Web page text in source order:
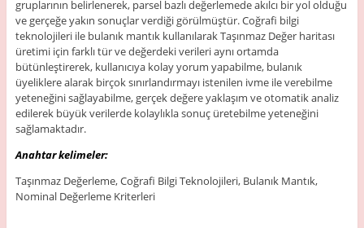
gruplarının belirlenerek, parsel bazlı değerlemede akılcı bir yol olduğu
ve gerçeğe yakın sonuçlar verdiği görülmüştür. Coğrafi bilgi
teknolojileri ile bulanık mantık kullanılarak Taşınmaz Değer haritası
üretimi için farklı tür ve değerdeki verileri aynı ortamda
bütünleştirerek, kullanıcıya kolay yorum yapabilme, bulanık
üyeliklere alarak birçok sınırlandırmayı istenilen ivme ile verebilme
yeteneğini sağlayabilme, gerçek değere yaklaşım ve otomatik analiz
edilerek büyük verilerde kolaylıkla sonuç üretebilme yeteneğini
sağlamaktadır.
Anahtar kelimeler:
Taşınmaz Değerleme, Coğrafi Bilgi Teknolojileri, Bulanık Mantık,
Nominal Değerleme Kriterleri